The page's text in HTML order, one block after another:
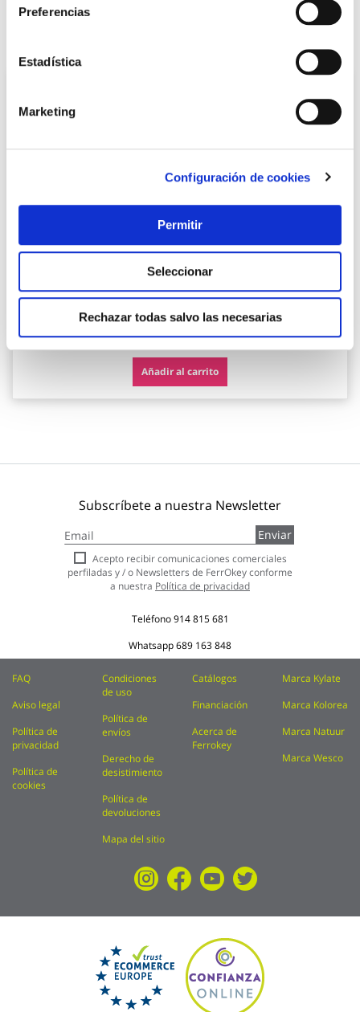
Preferencias
Estadística
Marketing
Configuración de cookies
Permitir
Seleccionar
Rechazar todas salvo las necesarias
Pintura plastica una capa mate 2,5 l gris intenso titan
Titan
21,15 €
Añadir al carrito
Subscríbete a nuestra Newsletter
a
nuestro
boletín
de
Enviar
Acepto recibir comunicaciones comerciales
perfiladas y / o Newsletters de FerrOkey conforme
a nuestra Política de privacidad
Teléfono914 815 681
Whatsapp689 163 848
FAQ
Aviso legal
Política de
privacidad
Política de
cookies
Condiciones
de uso
Política de
envíos
Derecho de
desistimiento
Política de
devoluciones
Mapa del sitio
Catálogos
Financiación
Acerca de
Ferrokey
Marca Kylate
Marca Kolorea
Marca Natuur
Marca Wesco